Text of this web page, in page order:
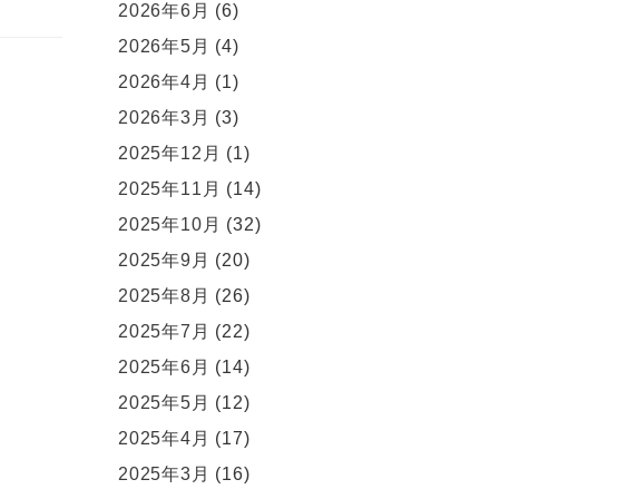
2026年6月 (6)
2026年5月 (4)
2026年4月 (1)
2026年3月 (3)
2025年12月 (1)
2025年11月 (14)
2025年10月 (32)
2025年9月 (20)
2025年8月 (26)
2025年7月 (22)
2025年6月 (14)
2025年5月 (12)
2025年4月 (17)
2025年3月 (16)